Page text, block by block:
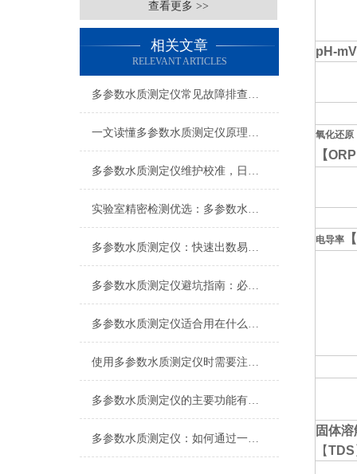
查看更多 >>
相关文章
RELEVANT ARTICLES
多参数水质测定仪常见故障排查：数值漂移、校准失败、光源老化，一步步教你快速定位并解决日常使用痛点
一文读懂多参数水质测定仪原理：COD、氨氮、总磷同步检测技术解析
多参数水质测定仪维护校准，日常清洁光路校准耗材更换故障排查方法
实验室精密检测优选：多参数水质测定仪简化流程提升检测效率
多参数水质测定仪：快速出数易携带，助力野外水样即时分析
多参数水质测定仪避坑指南：必看检测范围、重复性与质量鉴别要点
多参数水质测定仪适合用在什么场合？
使用多参数水质测定仪时需要注意什么？
多参数水质测定仪的主要功能有哪些？
多参数水质测定仪：如何通过一站式检测提升水质监测效率与准确性
pH-mV
氧化还原
【ORP
电导率
固体
【TDS